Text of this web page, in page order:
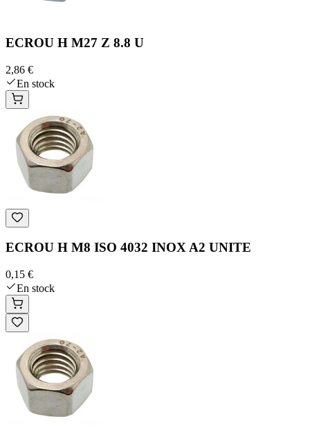
ECROU H M27 Z 8.8 U
2,86 €
En stock
ECROU H M8 ISO 4032 INOX A2 UNITE
0,15 €
En stock